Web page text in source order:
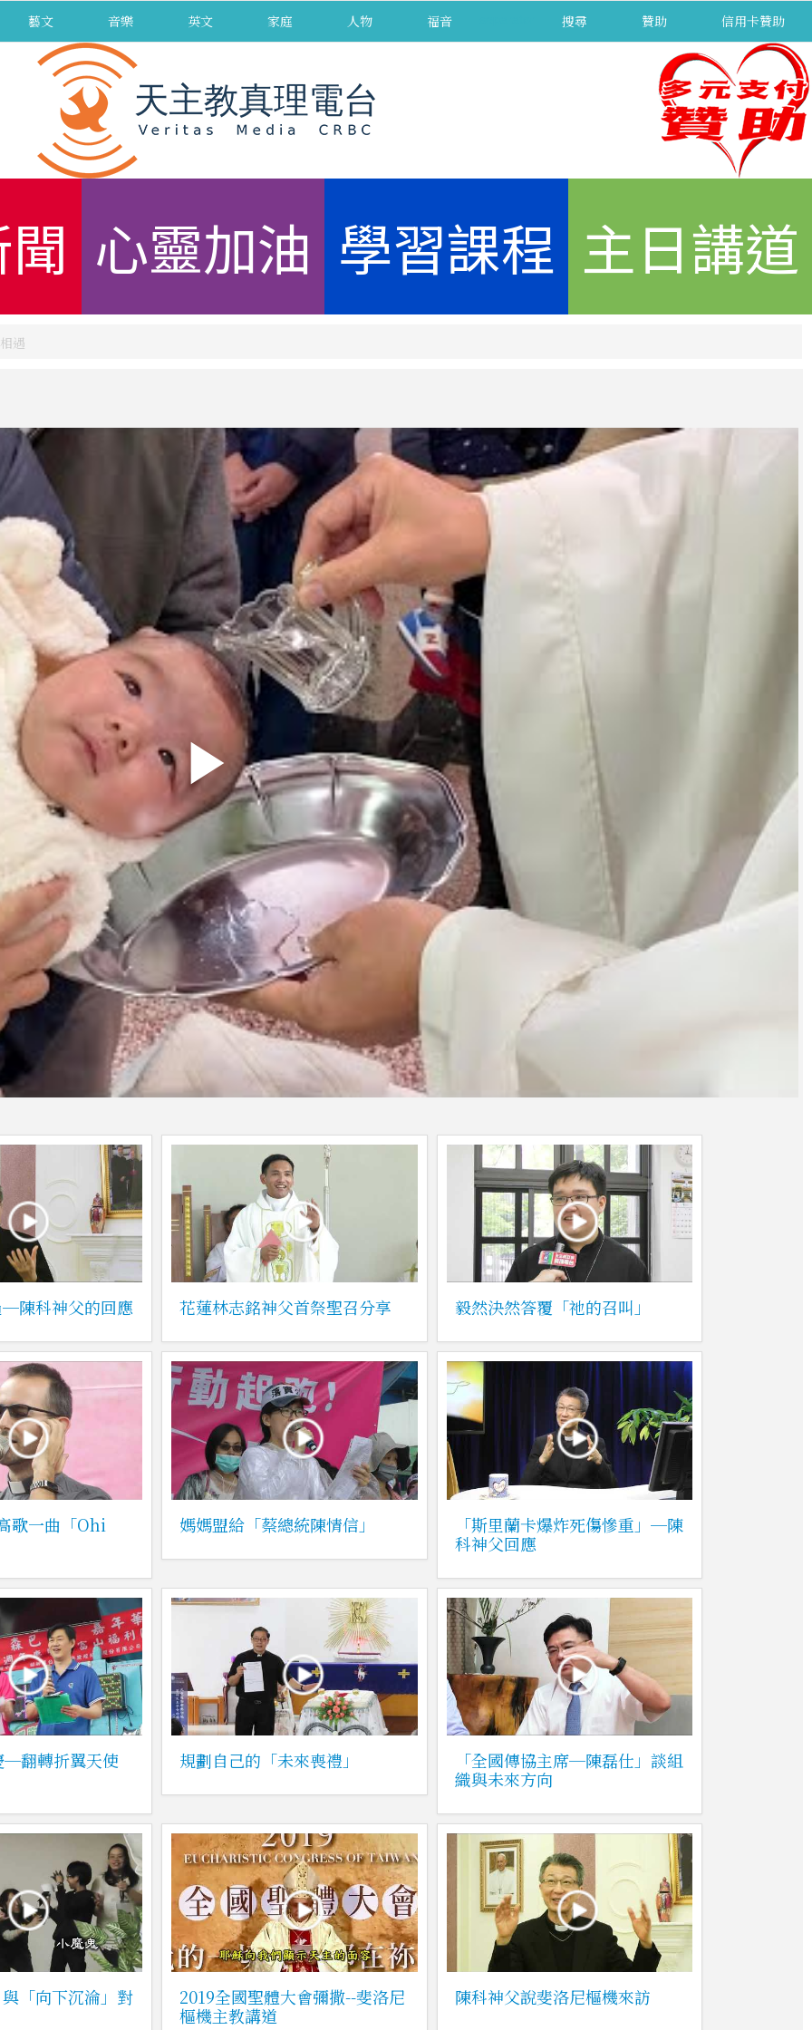
藝文 音樂 英文 家庭 人物 福音 搜尋 贊助 信用卡贊助
心靈加油 學習課程 主日講道
遇
陳科神父的回應 花蓮林志銘神父首祭聖召分享 毅然決然答覆「祂的召叫」
歌一曲「Ohi 媽媽盟給「蔡總統陳情信」
「斯里蘭卡爆炸死傷慘重」─陳
科神父回應
─翻轉折翼天使 規劃自己的「未來喪禮」
「全國傳協主席─陳磊仕」談組
織與未來方向
「向下沉淪」對
2019全國聖體大會彌撒--斐洛尼
樞機主教講道
陳科神父說斐洛尼樞機來訪